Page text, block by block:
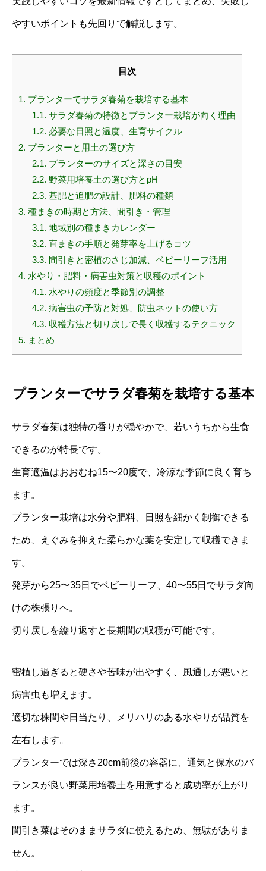
やすいポイントも先回りで解説します。
目次
1. プランターでサラダ春菊を栽培する基本
1.1. サラダ春菊の特徴とプランター栽培が向く理由
1.2. 必要な日照と温度、生育サイクル
2. プランターと用土の選び方
2.1. プランターのサイズと深さの目安
2.2. 野菜用培養土の選び方とpH
2.3. 基肥と追肥の設計、肥料の種類
3. 種まきの時期と方法、間引き・管理
3.1. 地域別の種まきカレンダー
3.2. 直まきの手順と発芽率を上げるコツ
3.3. 間引きと密植のさじ加減、ベビーリーフ活用
4. 水やり・肥料・病害虫対策と収穫のポイント
4.1. 水やりの頻度と季節別の調整
4.2. 病害虫の予防と対処、防虫ネットの使い方
4.3. 収穫方法と切り戻しで長く収穫するテクニック
5. まとめ
プランターでサラダ春菊を栽培する基本
サラダ春菊は独特の香りが穏やかで、若いうちから生食
できるのが特長です。
生育適温はおおむね15〜20度で、冷涼な季節に良く育ち
ます。
プランター栽培は水分や肥料、日照を細かく制御できる
ため、えぐみを抑えた柔らかな葉を安定して収穫できま
す。
発芽から25〜35日でベビーリーフ、40〜55日でサラダ向
けの株張りへ。
切り戻しを繰り返すと長期間の収穫が可能です。
密植し過ぎると硬さや苦味が出やすく、風通しが悪いと
病害虫も増えます。
適切な株間や日当たり、メリハリのある水やりが品質を
左右します。
プランターでは深さ20cm前後の容器に、通気と保水のバ
ランスが良い野菜用培養土を用意すると成功率が上がり
ます。
間引き菜はそのままサラダに使えるため、無駄がありま
せん。